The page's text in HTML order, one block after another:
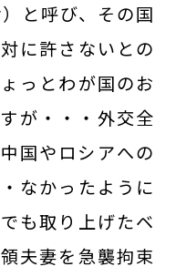
と呼び、その国
に許さないとの
っとわが国のお
が・・・外交全
国やロシアへの
なかったように
も取り上げたベ
夫妻を急襲拘束